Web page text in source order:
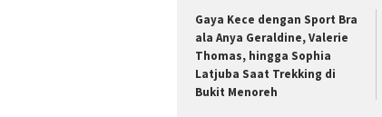
Gaya Kece dengan Sport Bra
ala Anya Geraldine, Valerie
Thomas, hingga Sophia
Latjuba Saat Trekking di
Bukit Menoreh